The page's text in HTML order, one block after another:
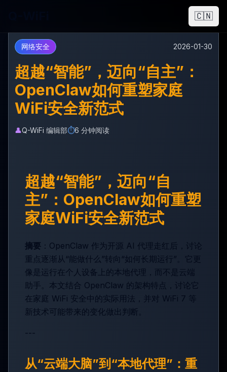
🇨🇳
网络安全 2026-01-30
超越“智能”，迈向“自主”：
OpenClaw如何重塑家庭
WiFi安全新范式
👤Q-WiFi 编辑部⏱️6 分钟阅读
超越“智能”，迈向“自
主”：OpenClaw如何重塑
家庭WiFi安全新范式
摘要 ：OpenClaw 作为开源 AI 代理走红后，讨论
重点逐渐从“能做什么”转向“如何长期运行”。它更
像是运行在个人设备上的本地代理，而不是云端
助手。本文结合 OpenClaw 的架构特点，讨论它
在家庭 WiFi 安全中的实际用法，并对 WiFi 7 等
新技术可能带来的变化做出判断。
---
从“云端大脑”到“本地代理”：重